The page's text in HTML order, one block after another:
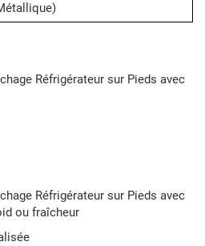
Réfrigérateur sur Pieds avec
Réfrigérateur sur Pieds avec
ou fraîcheur